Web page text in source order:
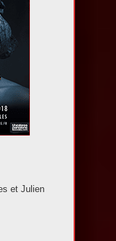
et Julien